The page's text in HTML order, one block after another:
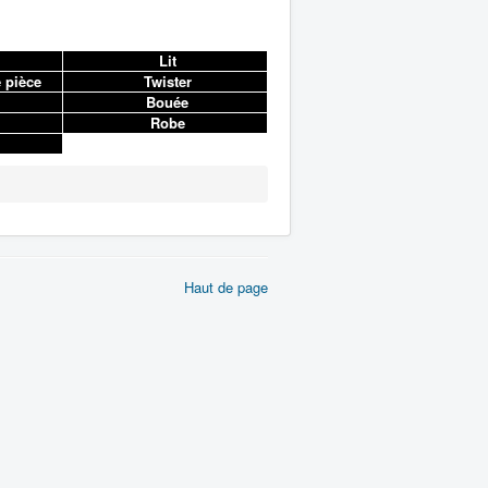
Lit
pièce
Twister
Bouée
Robe
Haut de page